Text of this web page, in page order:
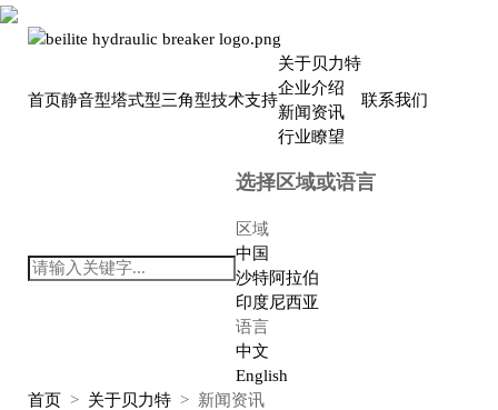
首页静音型塔式型三角型技术支持
关于贝力特
企业介绍
新闻资讯
行业瞭望
联系我们
选择区域或语言
区域
中国
沙特阿拉伯
印度尼西亚
语言
中文
English
首页 > 关于贝力特 > 新闻资讯